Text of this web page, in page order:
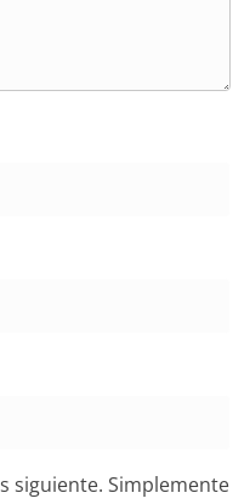
siguiente. Simplemente